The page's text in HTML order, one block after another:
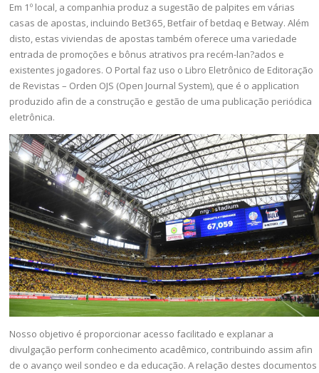
Em 1º local, a companhia produz a sugestão de palpites em várias
casas de apostas, incluindo Bet365, Betfair of betdaq e Betway. Além
disto, estas viviendas de apostas também oferece uma variedade
entrada de promoções e bônus atrativos pra recém-lan?ados e
existentes jogadores. O Portal faz uso o Libro Eletrônico de Editoração
de Revistas – Orden OJS (Open Journal System), que é o application
produzido afin de a construção e gestão de uma publicação periódica
eletrônica.
Nosso objetivo é proporcionar acesso facilitado e explanar a
divulgação perform conhecimento acadêmico, contribuindo assim afin
de o avanço weil sondeo e da educação. A relação destes documentos